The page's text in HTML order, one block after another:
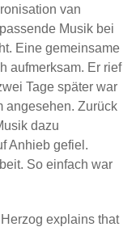
van
Musik bei
Eine gemeinsame
aufmerksam. Er rief
Tage später war
angesehen. Zurück
dazu
Anhieb gefiel.
So einfach war
explains that